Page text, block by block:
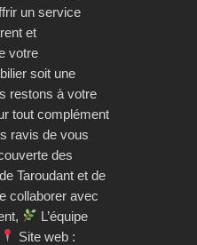
un service
et
votre
soit une
restons à votre
tout complément
ravis de vous
des
Taroudant et de
collaborer avec
L’équipe
Site web :